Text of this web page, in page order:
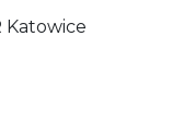
Katowice